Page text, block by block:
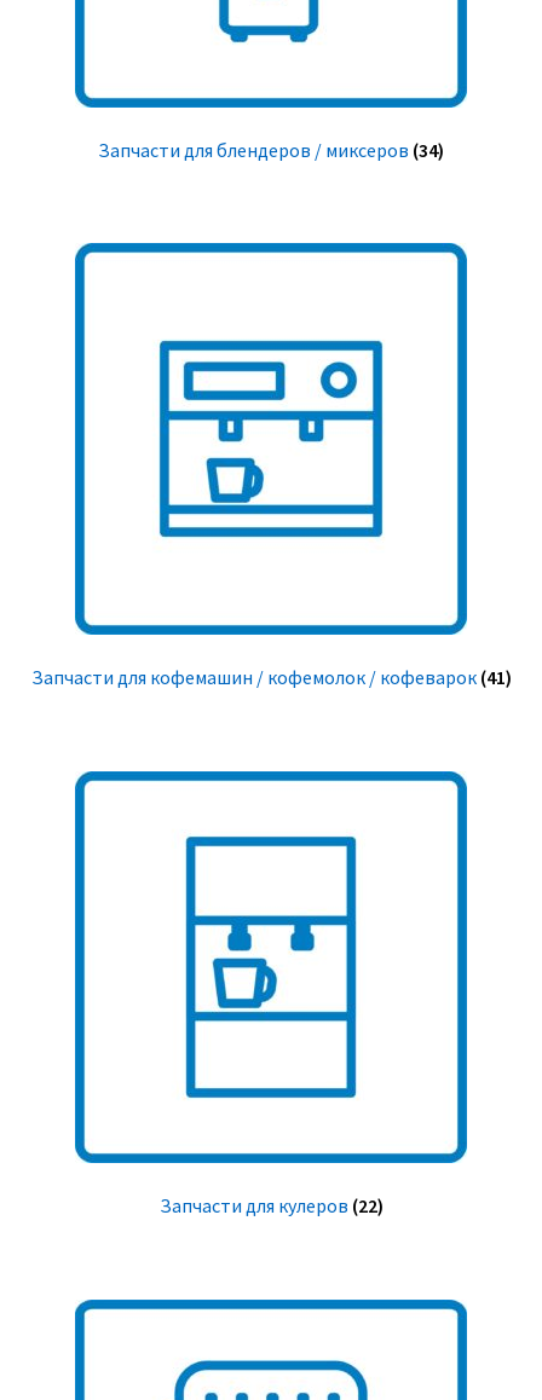
Запчасти для блендеров / миксеров (34)
Запчасти для кофемашин / кофемолок / кофеварок (41)
Запчасти для кулеров (22)